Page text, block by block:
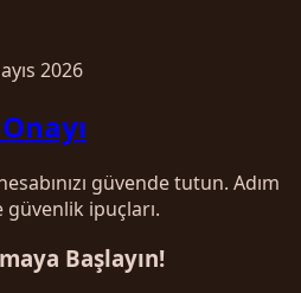
2026
güvende tutun. Adım
ipuçları.
Başlayın!